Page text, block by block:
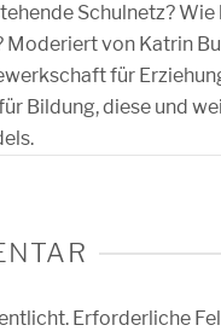
Schulnetz?
von Katrin
für
Bildung, diese und
Erforderliche